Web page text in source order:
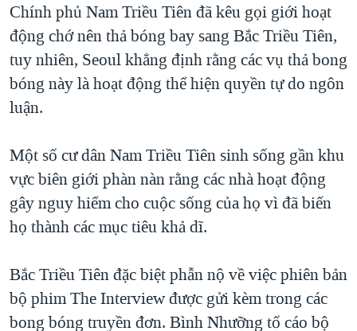
Chính phủ Nam Triều Tiên đã kêu gọi giới hoạt
động chớ nên thả bóng bay sang Bắc Triều Tiên,
tuy nhiên, Seoul khẳng định rằng các vụ thả bong
bóng này là hoạt động thể hiện quyền tự do ngôn
luận.
Một số cư dân Nam Triều Tiên sinh sống gần khu
vực biên giới phàn nàn rằng các nhà hoạt động
gây nguy hiểm cho cuộc sống của họ vì đã biến
họ thành các mục tiêu khả dĩ.
Bắc Triều Tiên đặc biệt phẫn nộ về việc phiên bản
bộ phim The Interview được gửi kèm trong các
bong bóng truyền đơn. Bình Nhưỡng tố cáo bộ